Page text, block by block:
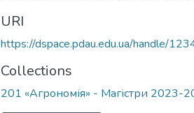
URI
https://dspace.pdau.edu.ua/handle/
Collections
201 «Агрономія» - Магістри 2023-